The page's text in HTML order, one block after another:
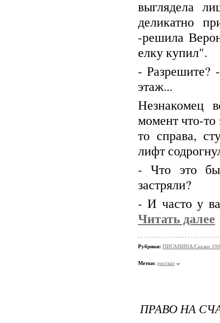
выглядела
деликатно
-решила
елку купил".
- Разрешите?
этаж...
Незнакомец
момент что-то
то справа,
лифт
- Что это
застряли?
- И часто у
Читать далее
Рубрики: ПИСАНИНА/Сказки
Метки: рассказ
ПРАВО НА